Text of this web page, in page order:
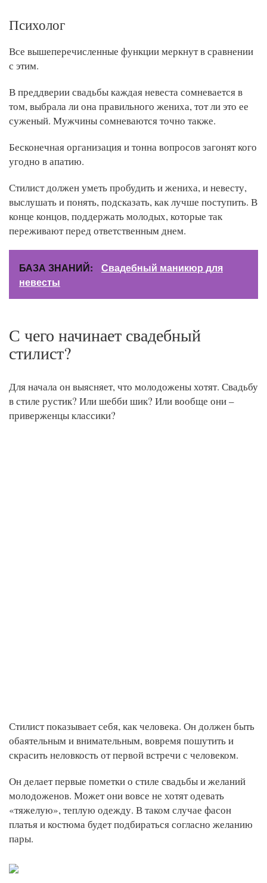
Психолог
Все вышеперечисленные функции меркнут в сравнении
с этим.
В преддверии свадьбы каждая невеста сомневается в
том, выбрала ли она правильного жениха, тот ли это ее
суженый. Мужчины сомневаются точно также.
Бесконечная организация и тонна вопросов загонят кого
угодно в апатию.
Стилист должен уметь пробудить и жениха, и невесту,
выслушать и понять, подсказать, как лучше поступить. В
конце концов, поддержать молодых, которые так
переживают перед ответственным днем.
БАЗА ЗНАНИЙ:
Свадебный маникюр для
невесты
С чего начинает свадебный
стилист?
Для начала он выясняет, что молодожены хотят. Свадьбу
в стиле рустик? Или шебби шик? Или вообще они –
приверженцы классики?
Стилист показывает себя, как человека. Он должен быть
обаятельным и внимательным, вовремя пошутить и
скрасить неловкость от первой встречи с человеком.
Он делает первые пометки о стиле свадьбы и желаний
молодоженов. Может они вовсе не хотят одевать
«тяжелую», теплую одежду. В таком случае фасон
платья и костюма будет подбираться согласно желанию
пары.